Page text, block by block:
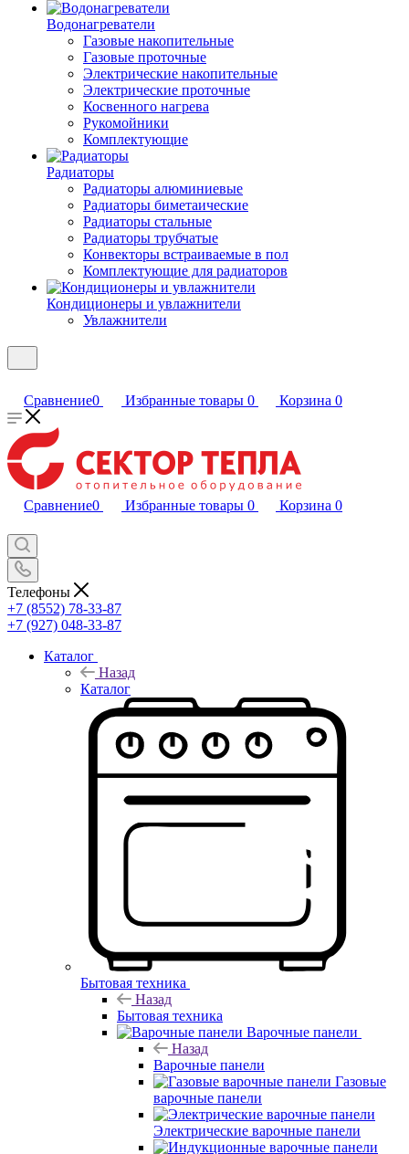
Водонагреватели
Газовые накопительные
Газовые проточные
Электрические накопительные
Электрические проточные
Косвенного нагрева
Рукомойники
Комплектующие
Радиаторы
Радиаторы алюминиевые
Радиаторы биметаические
Радиаторы стальные
Радиаторы трубчатые
Конвекторы встраиваемые в пол
Комплектующие для радиаторов
Кондиционеры и увлажнители
Увлажнители
Сравнение0 Избранные товары 0 Корзина 0
Сравнение0 Избранные товары 0 Корзина 0
Телефоны
+7 (8552) 78-33-87
+7 (927) 048-33-87
Каталог
Назад
Каталог
Бытовая техника
Назад
Бытовая техника
Варочные панели
Назад
Варочные панели
Газовые
варочные панели
Электрические варочные панели